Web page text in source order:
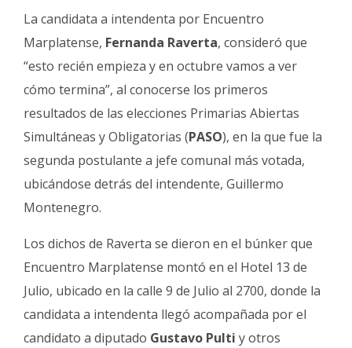
La candidata a intendenta por Encuentro
Marplatense, Fernanda Raverta, consideró que
“esto recién empieza y en octubre vamos a ver
cómo termina”, al conocerse los primeros
resultados de las elecciones Primarias Abiertas
Simultáneas y Obligatorias (PASO), en la que fue la
segunda postulante a jefe comunal más votada,
ubicándose detrás del intendente, Guillermo
Montenegro.
Los dichos de Raverta se dieron en el búnker que
Encuentro Marplatense montó en el Hotel 13 de
Julio, ubicado en la calle 9 de Julio al 2700, donde la
candidata a intendenta llegó acompañada por el
candidato a diputado Gustavo Pulti y otros